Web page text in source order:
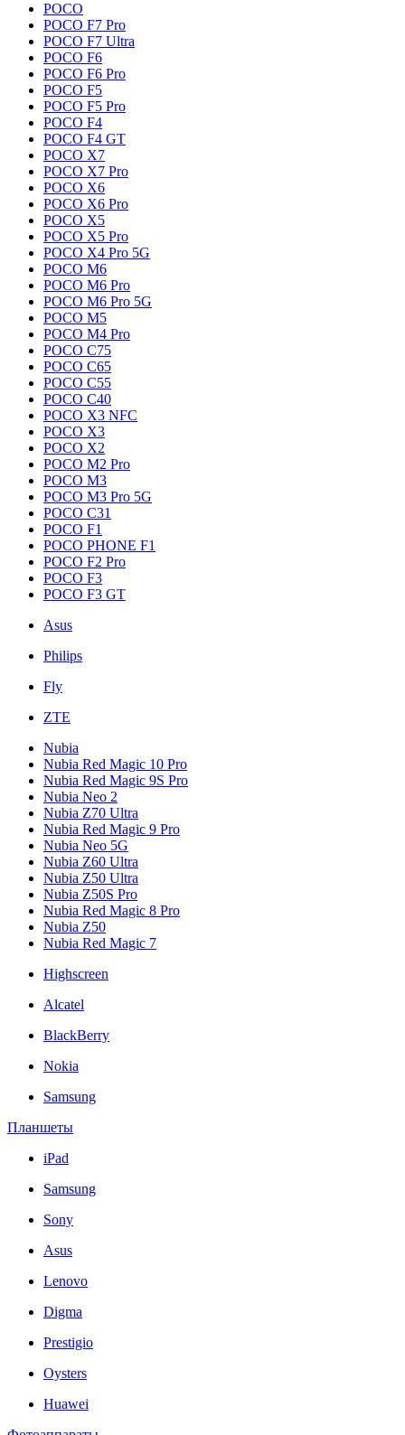
POCO
POCO F7 Pro
POCO F7 Ultra
POCO F6
POCO F6 Pro
POCO F5
POCO F5 Pro
POCO F4
POCO F4 GT
POCO X7
POCO X7 Pro
POCO X6
POCO X6 Pro
POCO X5
POCO X5 Pro
POCO X4 Pro 5G
POCO M6
POCO M6 Pro
POCO M6 Pro 5G
POCO M5
POCO M4 Pro
POCO C75
POCO C65
POCO C55
POCO C40
POCO X3 NFC
POCO X3
POCO X2
POCO M2 Pro
POCO M3
POCO M3 Pro 5G
POCO C31
POCO F1
POCO PHONE F1
POCO F2 Pro
POCO F3
POCO F3 GT
Asus
Philips
Fly
ZTE
Nubia
Nubia Red Magic 10 Pro
Nubia Red Magic 9S Pro
Nubia Neo 2
Nubia Z70 Ultra
Nubia Red Magic 9 Pro
Nubia Neo 5G
Nubia Z60 Ultra
Nubia Z50 Ultra
Nubia Z50S Pro
Nubia Red Magic 8 Pro
Nubia Z50
Nubia Red Magic 7
Highscreen
Alcatel
BlackBerry
Nokia
Samsung
Планшеты
iPad
Samsung
Sony
Asus
Lenovo
Digma
Prestigio
Oysters
Huawei